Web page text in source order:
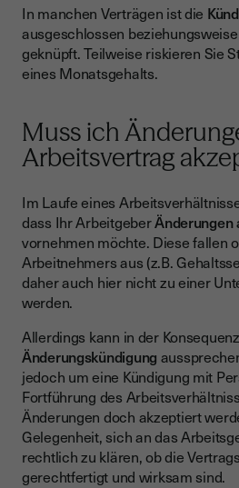
In manchen Verträgen ist die
ausgeschlossen
geknüpft. Teilweise riskieren Sie
eines Monatsgehalts.
Muss ich
Arbeitsvertrag
Im Laufe eines
dass Ihr ArbeitgeberÄnderungen
vornehmen möchte. Diese fallen
Arbeitnehmers aus (z.B.
daher auch hier nicht zu einer
werden.
Allerdings kann in der
Änderungskündigung
jedoch um eine Kündigung mit
Fortführung des
Änderungen doch akzeptiert
Gelegenheit, sich an das
rechtlich zu klären, ob die
gerechtfertigt und wirksam sind.